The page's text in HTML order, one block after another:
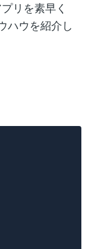
リを素早く
ハウを紹介し